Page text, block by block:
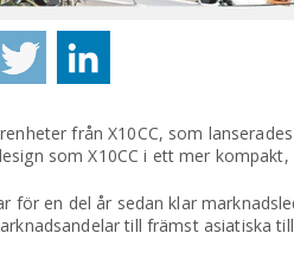
från X10CC, som
som X10CC i ett mer
för en del år sedan klar
till främst asiatiska